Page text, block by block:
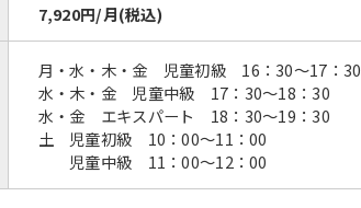
7,920円/月(税込)
月・水・木・金 児童初級 16：30〜17：30
水・木・金 児童中級 17：30〜18：30
水・金 エキスパート 18：30～19：30
土 児童初級 10：00～11：00
児童中級 11：00～12：00